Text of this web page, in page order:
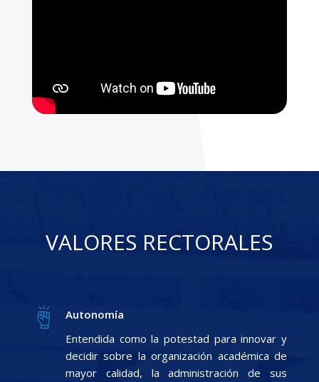
VALORES RECTORALES
Autonomía
Entendida como la potestad para innovar y
decidir sobre la organización académica de
mayor calidad, la administración de sus